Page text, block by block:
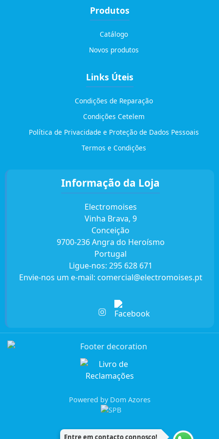
Entre em contacto connosco!
Produtos
Catálogo
Novos produtos
Links Úteis
Condições de Reparação
Condições Cetelem
Política de Privacidade e Proteção de Dados Pessoais
Termos e Condições
Informação da Loja
Electromoises
Vinha Brava, 9
Conceição
9700-236 Angra do Heroísmo
Portugal
Ligue-nos: 295 628 671
Envie-nos um e-mail: comercial@electromoises.pt
Powered by Dom Azores